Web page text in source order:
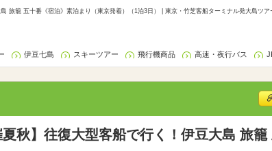
旅籠 五十番《宿泊》素泊まり（東京発着）（1泊3日） | 東京・竹芝客船ターミナル発大島ツア
伊豆七島 スキーツアー 飛行機商品 高速・夜行バス
秋】往復大型客船で行く！伊豆大島 旅